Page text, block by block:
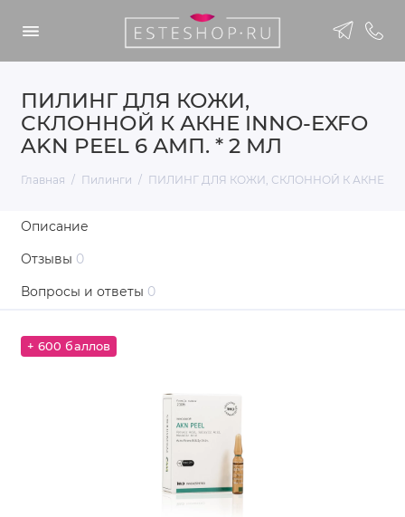
ПИЛИНГ ДЛЯ КОЖИ,
СКЛОННОЙ К АКНЕ INNO-EXFO
AKN PEEL 6 АМП. * 2 МЛ
Главная Пилинги ПИЛИНГ ДЛЯ КОЖИ, СКЛОННОЙ К АКНЕ
Описание
Отзывы 0
Вопросы и ответы 0
+ 600 баллов